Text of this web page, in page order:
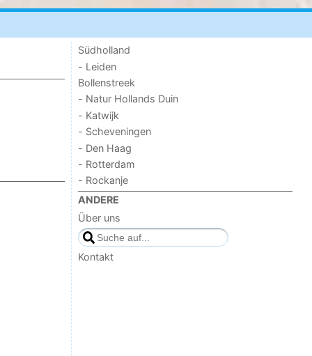
Südholland
- Leiden
Bollenstreek
- Natur Hollands Duin
- Katwijk
- Scheveningen
- Den Haag
- Rotterdam
- Rockanje
ANDERE
Über uns
Kontakt